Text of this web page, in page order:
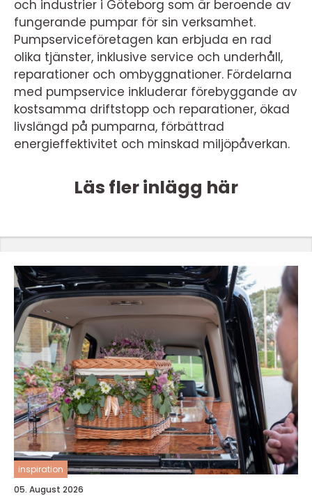
och industrier i Göteborg som är beroende av
fungerande pumpar för sin verksamhet.
Pumpserviceföretagen kan erbjuda en rad
olika tjänster, inklusive service och underhåll,
reparationer och ombyggnationer. Fördelarna
med pumpservice inkluderar förebyggande av
kostsamma driftstopp och reparationer, ökad
livslängd på pumparna, förbättrad
energieffektivitet och minskad miljöpåverkan.
Läs fler inlägg här
inspiration
05. August 2026